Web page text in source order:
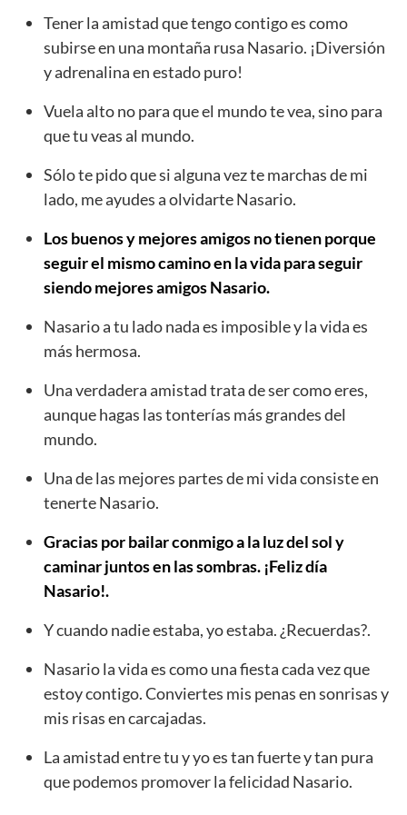
Tener la amistad que tengo contigo es como
subirse en una montaña rusa Nasario. ¡Diversión
y adrenalina en estado puro!
Vuela alto no para que el mundo te vea, sino para
que tu veas al mundo.
Sólo te pido que si alguna vez te marchas de mi
lado, me ayudes a olvidarte Nasario.
Los buenos y mejores amigos no tienen porque
seguir el mismo camino en la vida para seguir
siendo mejores amigos Nasario.
Nasario a tu lado nada es imposible y la vida es
más hermosa.
Una verdadera amistad trata de ser como eres,
aunque hagas las tonterías más grandes del
mundo.
Una de las mejores partes de mi vida consiste en
tenerte Nasario.
Gracias por bailar conmigo a la luz del sol y
caminar juntos en las sombras. ¡Feliz día
Nasario!.
Y cuando nadie estaba, yo estaba. ¿Recuerdas?.
Nasario la vida es como una fiesta cada vez que
estoy contigo. Conviertes mis penas en sonrisas y
mis risas en carcajadas.
La amistad entre tu y yo es tan fuerte y tan pura
que podemos promover la felicidad Nasario.